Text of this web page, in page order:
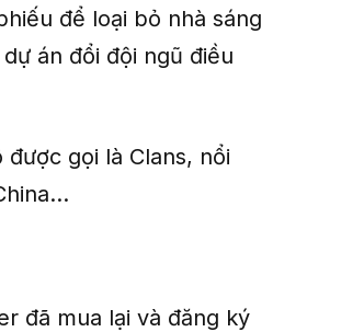
để loại bỏ nhà sáng
án đổi đội ngũ điều
gọi là Clans, nổi
đã mua lại và đăng ký